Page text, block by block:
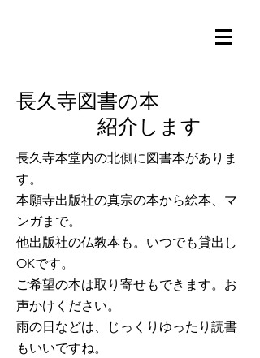
長久寺図書の本
紹介します
長久寺本堂内の北側に図書本がありま
す。
本願寺出版社の真宗の本から絵本、マ
ンガまで。
他出版社の仏教本も。いつでも貸出し
OKです。
ご希望の本は取り寄せもできます。お
声かけください。
​雨の日などは、じっくりゆったり読書
もいいですね。